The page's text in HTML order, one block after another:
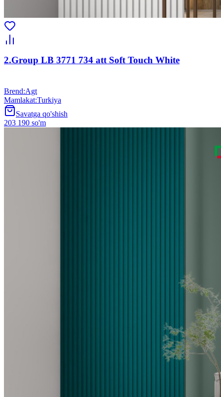
2.Group LB 3771 734 att Soft Touch White
Brend:Agt
Mamlakat:Turkiya
Savatga qo'shish
203 190 so'm